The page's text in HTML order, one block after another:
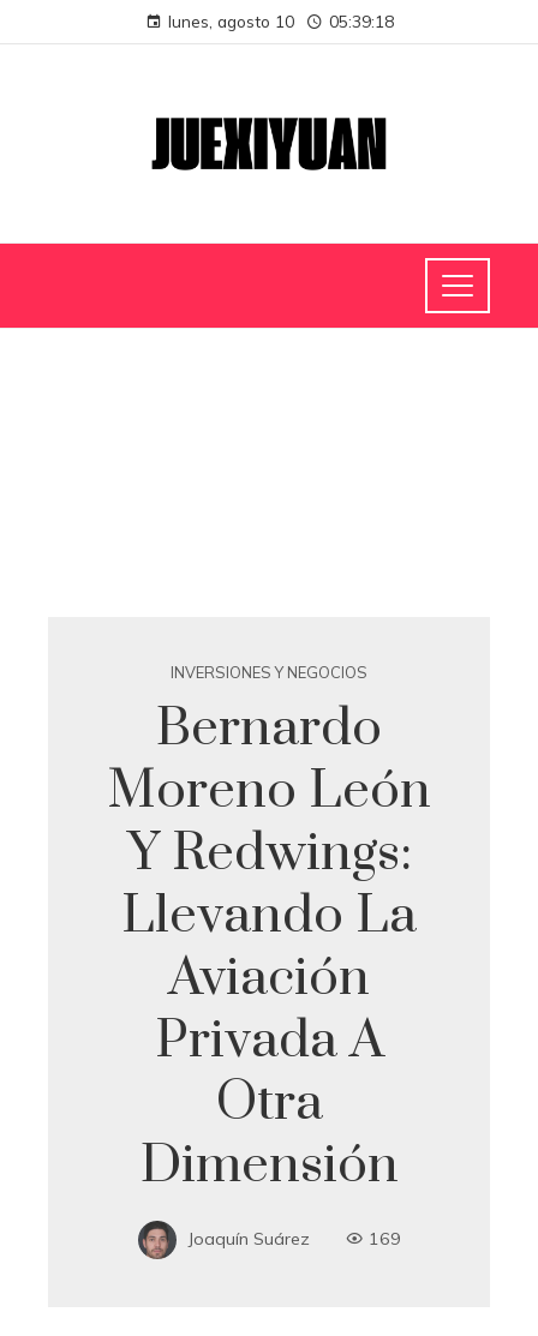
lunes, agosto 10 05:39:19
INVERSIONES Y NEGOCIOS
Bernardo
Moreno León
Y Redwings:
Llevando La
Aviación
Privada A
Otra
Dimensión
Joaquín Suárez 169